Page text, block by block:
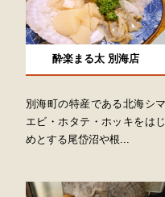
酔楽まる太 別海店
別海町の特産である北海シマ
エビ・ホタテ・ホッキをはじ
めとする尾岱沼や根...